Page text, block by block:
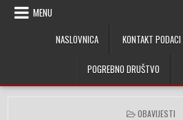
Skip to content
MENU
NASLOVNICA
KONTAKT PODACI
POGREBNO DRUŠTVO
POSTED IN
OBAVIJESTI